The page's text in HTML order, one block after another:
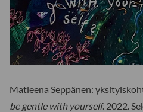
Matleena Seppänen:
be gentle with yourself. 2022.